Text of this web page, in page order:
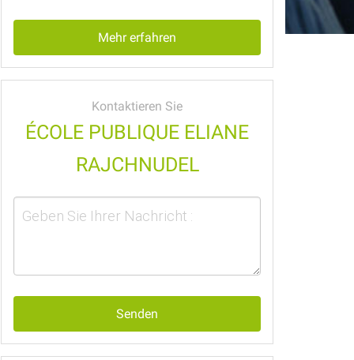
Mehr erfahren
Kontaktieren Sie
ÉCOLE PUBLIQUE ELIANE
RAJCHNUDEL
Senden